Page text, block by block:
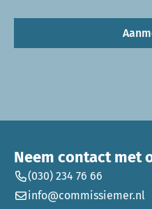
Neem contact met
(030) 234 76 66
info@commissiemer.nl